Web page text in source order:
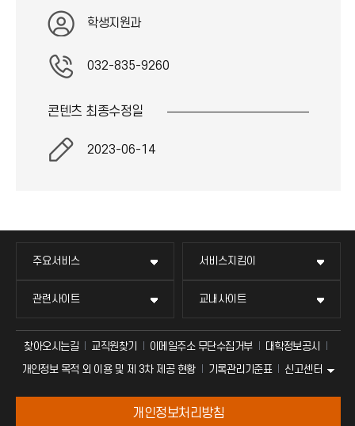
학생지원과
032-835-9260
콘텐츠 최종수정일
2023-06-14
주요서비스 서비스지킴이
관련사이트 교내사이트
찾아오시는길 교직원찾기 이메일주소 무단수집거부
대학정보공시
개인정보 목적 외 이용 및 제 3차 제공 현황
기록관리기준표 신고센터
개인정보처리방침